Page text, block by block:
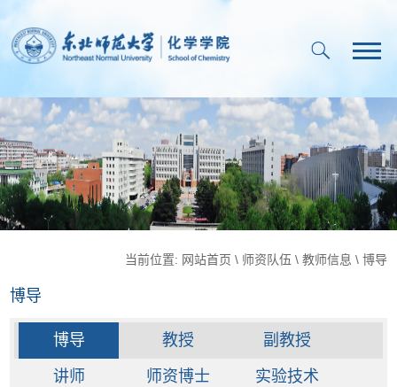
当前位置: 网站首页 \ 师资队伍 \ 教师信息 \ 博导
博导
博导 教授 副教授
讲师 师资博士 实验技术